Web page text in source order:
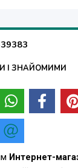
І ЗНАЙОМИМИ
Интернет-